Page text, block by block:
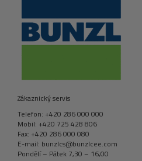
Zákaznický servis
Telefon: +420 286 000 000
Mobil: +420 725 428 806
Fax: +420 286 000 080
E-mail: bunzlcs@bunzlcee.com
Pondělí – Pátek 7,30 – 16,00